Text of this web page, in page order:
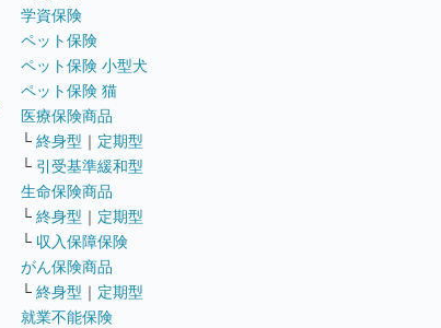
学資保険
ペット保険
ペット保険 小型犬
ペット保険 猫
医療保険商品
└ 終身型 ｜ 定期型
└ 引受基準緩和型
生命保険商品
└ 終身型 ｜ 定期型
└ 収入保障保険
がん保険商品
└ 終身型 ｜ 定期型
就業不能保険